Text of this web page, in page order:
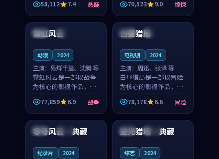
人物成长展开，整体节
奏紧凑，值得推荐观
看。
58,112 7.4 悬疑
长展开，整体节奏紧
凑，值得推荐观看。
70,523 9.0 惊悚
泰国 高分
霓虹风云
动漫 2024
主演： 易烊千玺、沈腾 等
霓虹风云是一部以战争
为核心的影视作品，围
绕危机、反转与人物成
长展开，整体节奏紧
凑，值得推荐观看。
77,859 6.9 战争
法国 热播
白昼猎局
电视剧 2024
主演： 周迅、张译 等
白昼猎局是一部以冒险
为核心的影视作品，围
绕危机、反转与人物成
长展开，整体节奏紧
凑，值得推荐观看。
78,178 6.6 冒险
日本 高分
零号风云·典藏
纪录片 2024
日本 热播
逆光猎场·典藏
综艺 2024